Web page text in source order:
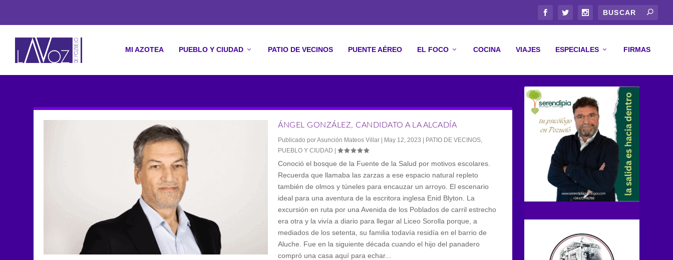
MI AZOTEA PUEBLO Y CIUDAD PATIO DE VECINOS PUENTE AÉREO EL FOCO COCINA VIAJES ESPECIALES FIRMAS
ÁNGEL GONZÁLEZ, CANDIDATO A LA ALCADÍA
Publicado porAsunción Mateos Villar May 12, 2023 PATIO DE VECINOS,
PUEBLO Y CIUDAD |
Conoció el bosque de la Fuente de la Salud por motivos escolares.
Recuerda que llamaba las zarzas a ese espacio natural repleto
también de olmos y túneles para encauzar un arroyo. El escenario
ideal para una aventura de la escritora inglesa Enid Blyton. La
excursión en ruta por una Avenida de los Poblados de carril estrecho
era otra y la vivía a diario para llegar al Liceo Sorolla porque, a
mediados de los setenta, su familia todavía residía en el barrio de
Aluche. Fue en la siguiente década cuando el hijo del panadero
compró una casa aquí para echar...